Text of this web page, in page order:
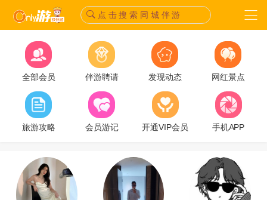
点 击 搜 索 同 城 伴 游
全部会员 伴游聘请 发现动态 网红景点
旅游攻略 会员游记 开通VIP会员 手机APP